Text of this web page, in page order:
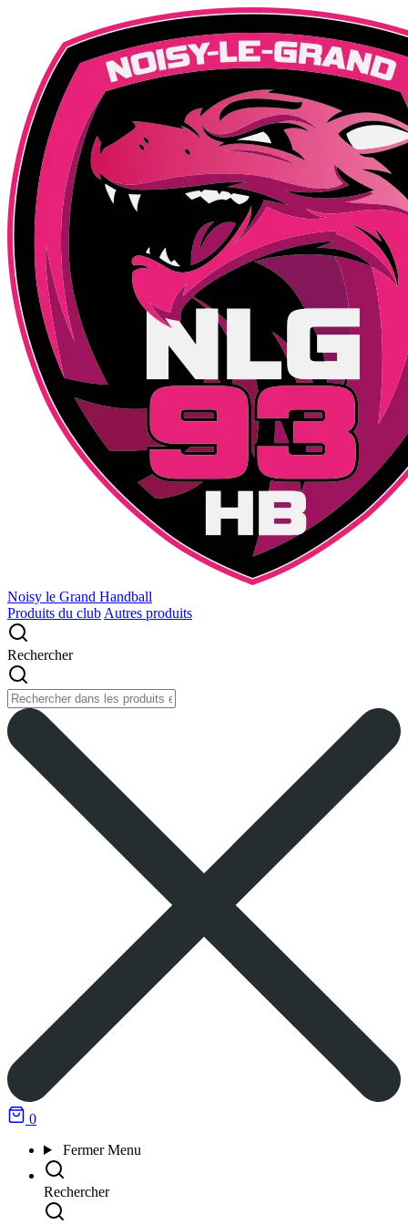
Noisy le Grand Handball
Produits du club Autres produits
Rechercher
0
Fermer Menu
Rechercher